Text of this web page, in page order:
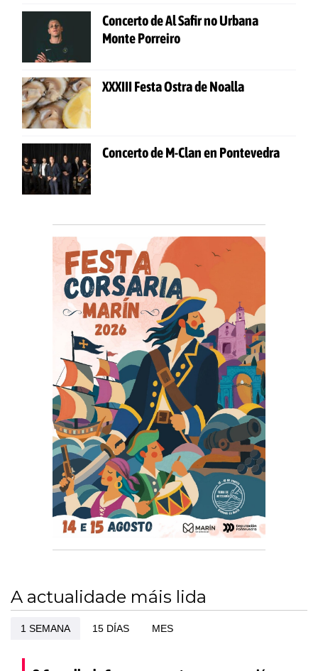
Concerto de Al Safir no Urbana
Monte Porreiro
XXXIII Festa Ostra de Noalla
Concerto de M-Clan en Pontevedra
A actualidade máis lida
1 SEMANA 15 DÍAS MES